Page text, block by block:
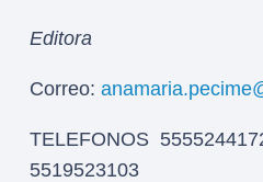
Editora
Correo:
TELEFONOS
5519523103